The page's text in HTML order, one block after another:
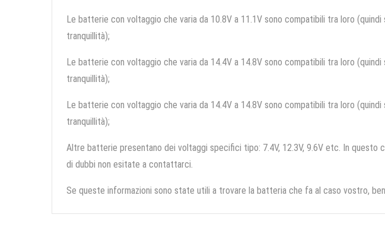
Le batterie con voltaggio che varia da 10.8V a 11.1V sono compatibili tra loro
tranquillità);
Le batterie con voltaggio che varia da 14.4V a 14.8V sono compatibili tra loro
tranquillità);
Le batterie con voltaggio che varia da 14.4V a 14.8V sono compatibili tra loro
tranquillità);
Altre batterie presentano dei voltaggi specifici tipo: 7.4V, 12.3V, 9.6V etc. In
di dubbi non esitate a contattarci.
Se queste informazioni sono state utili a trovare la batteria che fa al caso vostro,